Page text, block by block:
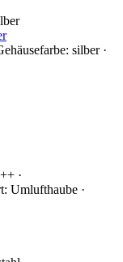
silber ·
·
Umlufthaube ·